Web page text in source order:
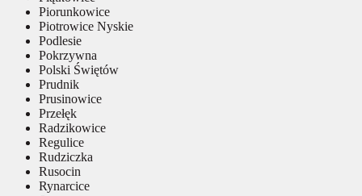
Piorunkowice
Piotrowice Nyskie
Podlesie
Pokrzywna
Polski Świętów
Prudnik
Prusinowice
Przełęk
Radzikowice
Regulice
Rudziczka
Rusocin
Rynarcice